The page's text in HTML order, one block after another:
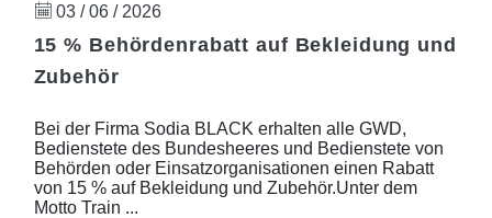
03 / 06 / 2026
15 % Behördenrabatt auf Bekleidung und
Zubehör
Bei der Firma Sodia BLACK erhalten alle GWD,
Bedienstete des Bundesheeres und Bedienstete von
Behörden oder Einsatzorganisationen einen Rabatt
von 15 % auf Bekleidung und Zubehör.Unter dem
Motto Train ...